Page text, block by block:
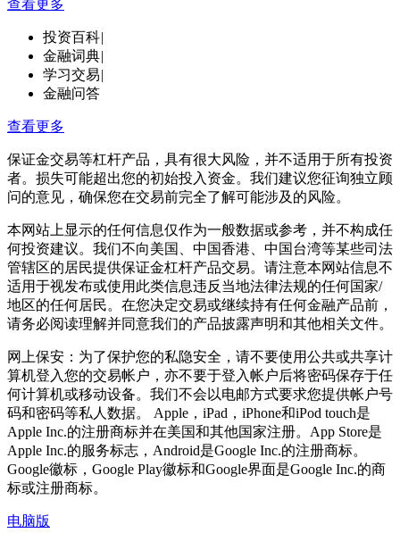
查看更多
投资百科|
金融词典|
学习交易|
金融问答
查看更多
保证金交易等杠杆产品，具有很大风险，并不适用于所有投资
者。损失可能超出您的初始投入资金。我们建议您征询独立顾
问的意见，确保您在交易前完全了解可能涉及的风险。
本网站上显示的任何信息仅作为一般数据或参考，并不构成任
何投资建议。我们不向美国、中国香港、中国台湾等某些司法
管辖区的居民提供保证金杠杆产品交易。请注意本网站信息不
适用于视发布或使用此类信息违反当地法律法规的任何国家/
地区的任何居民。在您决定交易或继续持有任何金融产品前，
请务必阅读理解并同意我们的产品披露声明和其他相关文件。
网上保安：为了保护您的私隐安全，请不要使用公共或共享计
算机登入您的交易帐户，亦不要于登入帐户后将密码保存于任
何计算机或移动设备。我们不会以电邮方式要求您提供帐户号
码和密码等私人数据。 Apple，iPad，iPhone和iPod touch是
Apple Inc.的注册商标并在美国和其他国家注册。App Store是
Apple Inc.的服务标志，Android是Google Inc.的注册商标。
Google徽标，Google Play徽标和Google界面是Google Inc.的商
标或注册商标。
电脑版